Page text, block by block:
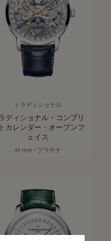
トラディショナル
ディショナル・コンプリ
カレンダー・オープンフ
ェイス
41 mm - プラチナ